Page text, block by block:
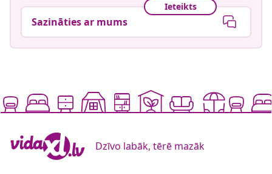
Ieteikts
Sazināties ar mums
Dzīvo labāk, tērē mazāk